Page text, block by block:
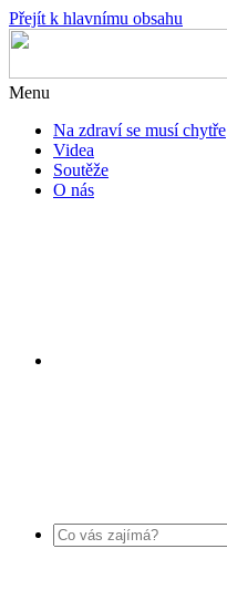
Přejít k hlavnímu obsahu
Menu
Na zdraví se musí chytře
Videa
Soutěže
O nás